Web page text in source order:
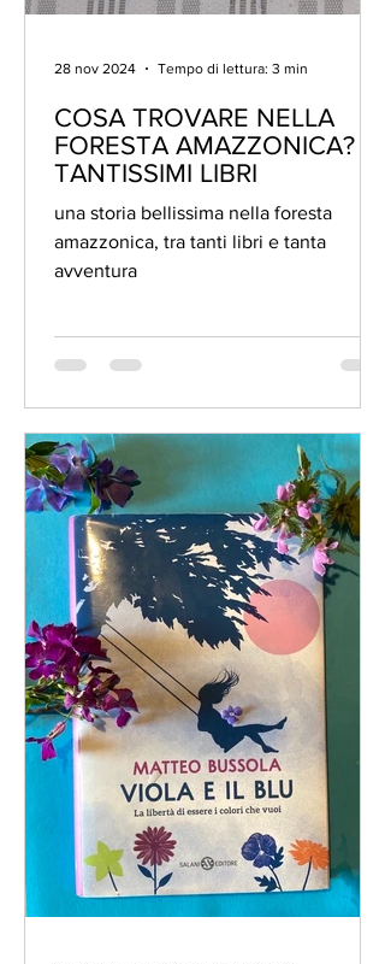
COSA TROVARE NELLA
FORESTA AMAZZONICA?
TANTISSIMI LIBRI
una storia bellissima nella foresta
amazzonica, tra tanti libri e tanta
avventura
28 nov 2024 Tempo di lettura: 3 min